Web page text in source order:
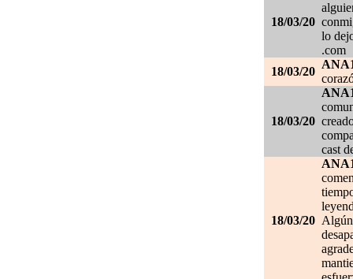
18/03/20
lo
.com
18/03/20
18/03/20
cast
18/03/20